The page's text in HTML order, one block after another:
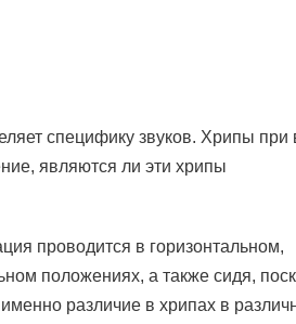
специфику звуков. Хрипы при
являются ли эти хрипы
проводится в горизонтальном,
положениях, а также сидя,
различие в хрипах в